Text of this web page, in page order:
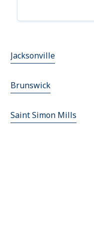
Jacksonville
Brunswick
Saint Simon Mills